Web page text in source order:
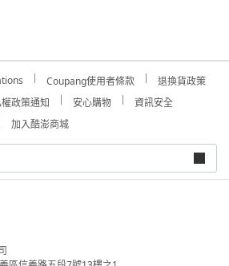
Coupang使用者條款
退換貨政策
政策通知 安心購物
資訊安全
加入酷澎商城